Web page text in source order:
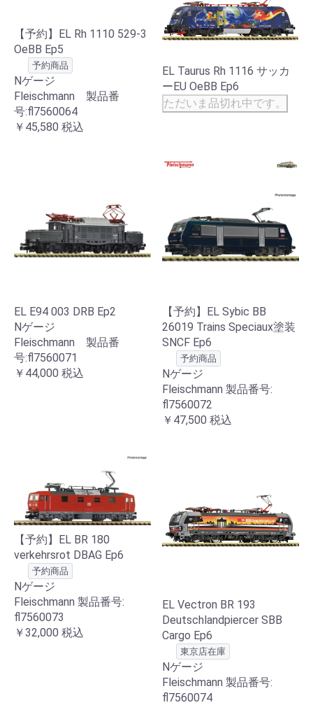
【予約】EL Rh 1110 529-3
OeBB Ep5
予約商品
Nゲージ
Fleischmann 製品番
号:fl7560064
￥45,580 税込
EL Taurus Rh 1116 サッカ
ーEU OeBB Ep6
ただいま品切れ中です。
EL E94 003 DRB Ep2
Nゲージ
Fleischmann 製品番
号:fl7560071
￥44,000 税込
【予約】EL Sybic BB
26019 Trains Speciaux塗装
SNCF Ep6
予約商品
Nゲージ
Fleischmann 製品番号:
fl7560072
￥47,500 税込
【予約】EL BR 180
verkehrsrot DBAG Ep6
予約商品
Nゲージ
Fleischmann 製品番号:
fl7560073
￥32,000 税込
EL Vectron BR 193
Deutschlandpiercer SBB
Cargo Ep6
東京店在庫
Nゲージ
Fleischmann 製品番号:
fl7560074